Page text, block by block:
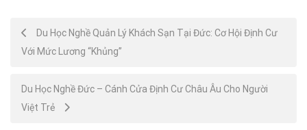
Post
navigation
Du Học Nghề Quản Lý Khách Sạn Tại Đức: Cơ Hội Định Cư
Với Mức Lương “Khủng”
Du Học Nghề Đức – Cánh Cửa Định Cư Châu Âu Cho Người
Việt Trẻ